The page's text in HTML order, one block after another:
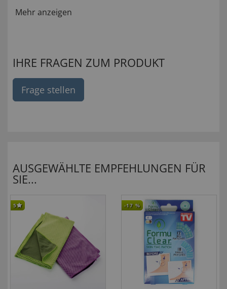
Mehr anzeigen
IHRE FRAGEN ZUM PRODUKT
Frage stellen
AUSGEWÄHLTE EMPFEHLUNGEN FÜR
SIE...
5 -17 %